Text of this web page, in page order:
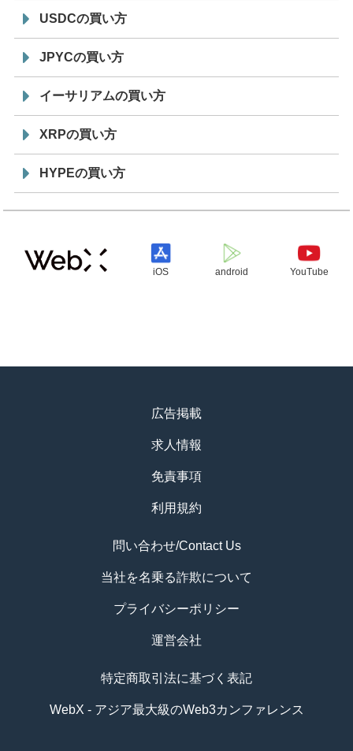
USDCの買い方
JPYCの買い方
イーサリアムの買い方
XRPの買い方
HYPEの買い方
iOS android YouTube
広告掲載
求人情報
免責事項
利用規約
問い合わせ/Contact Us
当社を名乗る詐欺について
プライバシーポリシー
運営会社
特定商取引法に基づく表記
WebX - アジア最大級のWeb3カンファレンス